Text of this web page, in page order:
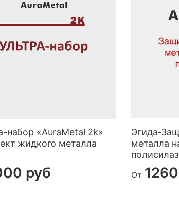
набор «AuraMetal 2k»
жидкого металла
руб
Эгида-
металла
От